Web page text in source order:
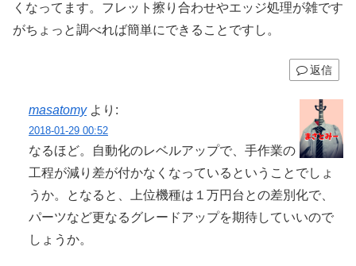
くなってます。フレット擦り合わせやエッジ処理が雑です
がちょっと調べれば簡単にできることですし。
返信
masatomy より:
2018-01-29 00:52
なるほど。自動化のレベルアップで、手作業の
工程が減り差が付かなくなっているということでしょ
うか。となると、上位機種は１万円台との差別化で、
パーツなど更なるグレードアップを期待していいので
しょうか。